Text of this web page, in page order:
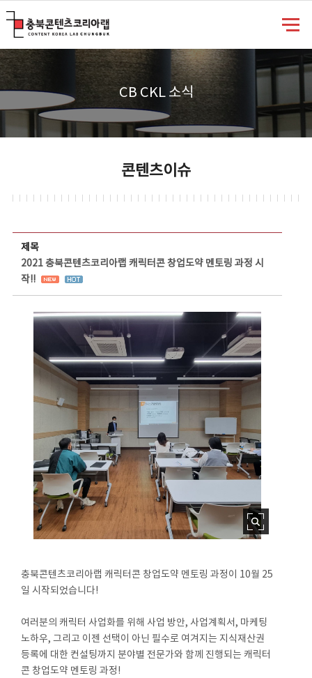
CB CKL 소식
콘텐츠이슈
제목
2021 충북콘텐츠코리아랩 캐릭터콘 창업도약 멘토링 과정 시
작!!
충북콘텐츠코리아랩 캐릭터콘 창업도약 멘토링 과정이 10월 25
일 시작되었습니다!
여러분의 캐릭터 사업화를 위해 사업 방안, 사업계획서, 마케팅
노하우, 그리고 이젠 선택이 아닌 필수로 여겨지는 지식재산권
등록에 대한 컨설팅까지 분야별 전문가와 함께 진행되는 캐릭터
콘 창업도약 멘토링 과정!